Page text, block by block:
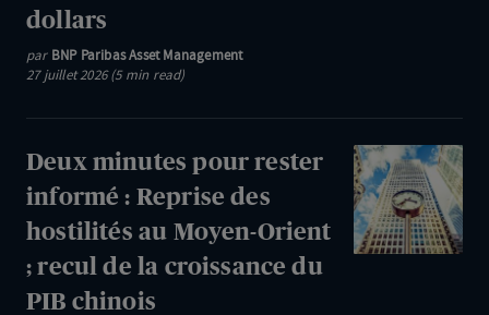
pour
la
BCE
;
cours
du
dollars
par BNP Paribas Asset Management
27 juillet 2026 (5 min read)
Deux
minutes
pour
rester
Deux minutes pour rester
informé : Reprise des
hostilités au Moyen-Orient
; recul de la croissance du
PIB chinois